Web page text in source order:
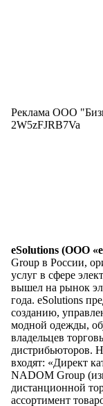
Реклама ООО
2W5zFJRB7Va
eSolutions (ООО
Group в России,
услуг в сфере
вышел на рынок
года. eSolutions
созданию,
модной одежды,
владельцев
дистрибьюторов.
входят: «Директ
NADOM Group
дистанционной
ассортимент